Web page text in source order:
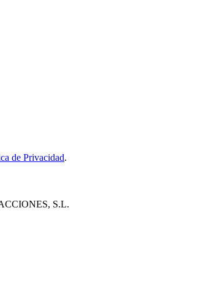
de Privacidad.
S.L.